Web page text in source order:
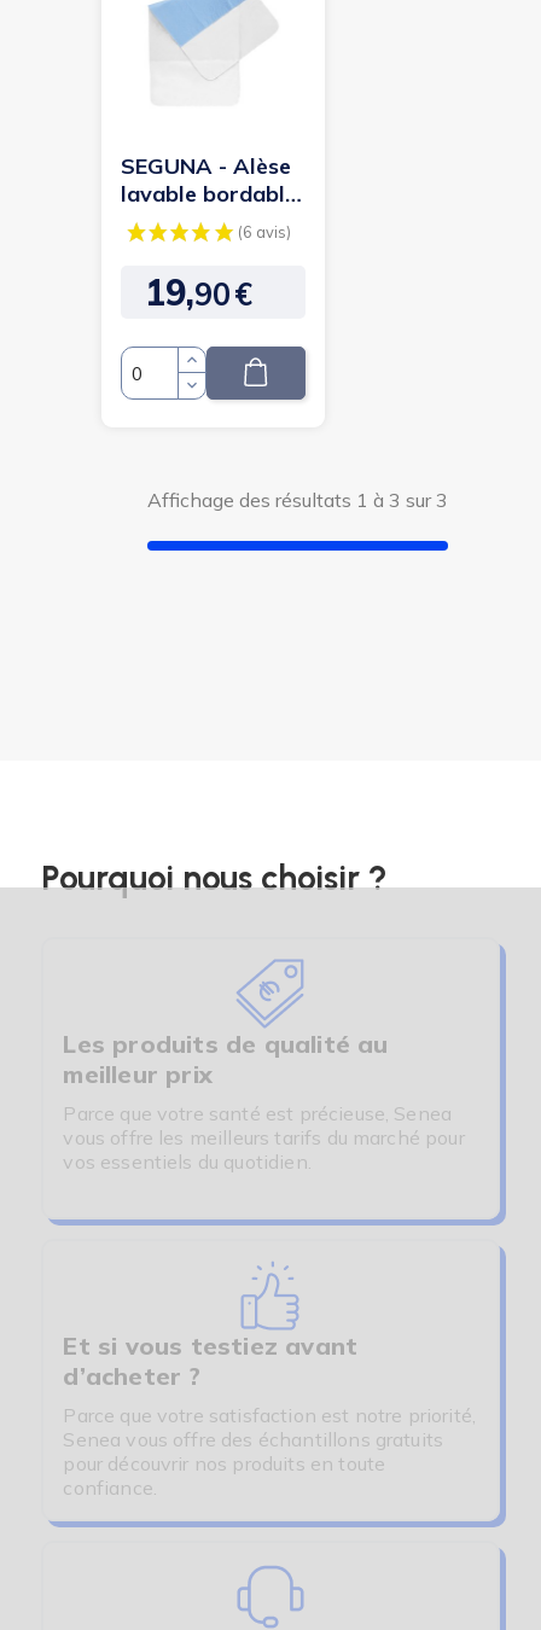
SEGUNA - Alèse
lavable bordable
- 90 x 180
(surface...
(6 avis)
Prix
19,90€
Quantité
Affichage des résultats 1 à 3 sur 3
Pourquoi nous choisir ?
Les produits de qualité au
meilleur prix
Parce que votre santé est précieuse, Senea
vous offre les meilleurs tarifs du marché pour
vos essentiels du quotidien.
Et si vous testiez avant
d’acheter ?
Parce que votre satisfaction est notre priorité,
Senea vous offre des échantillons gratuits
pour découvrir nos produits en toute
confiance.